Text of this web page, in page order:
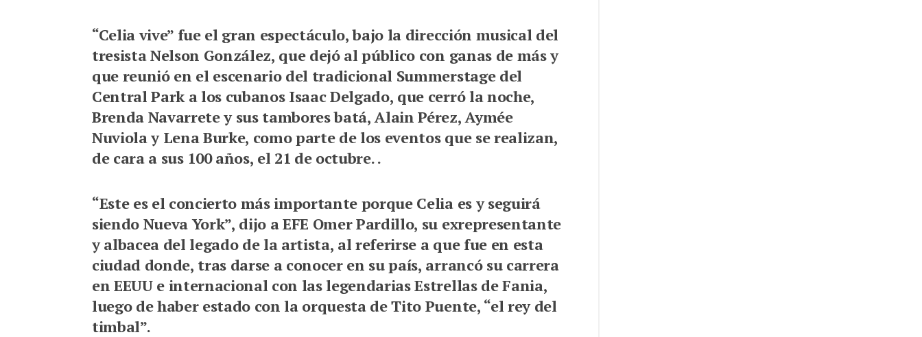
“Celia vive” fue el gran espectáculo, bajo la dirección musical del
tresista Nelson González, que dejó al público con ganas de más y
que reunió en el escenario del tradicional Summerstage del
Central Park a los cubanos Isaac Delgado, que cerró la noche,
Brenda Navarrete y sus tambores batá, Alain Pérez, Aymée
Nuviola y Lena Burke, como parte de los eventos que se realizan,
de cara a sus 100 años, el 21 de octubre. .
“Este es el concierto más importante porque Celia es y seguirá
siendo Nueva York”, dijo a EFE Omer Pardillo, su exrepresentante
y albacea del legado de la artista, al referirse a que fue en esta
ciudad donde, tras darse a conocer en su país, arrancó su carrera
en EEUU e internacional con las legendarias Estrellas de Fania,
luego de haber estado con la orquesta de Tito Puente, “el rey del
timbal”.